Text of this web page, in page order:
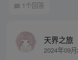
1个回答
天界之旅
2024年09